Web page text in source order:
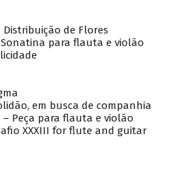
de Flores
para flauta e violão
em busca de companhia
– Peça para flauta e violão
XXXIII for flute and guitar